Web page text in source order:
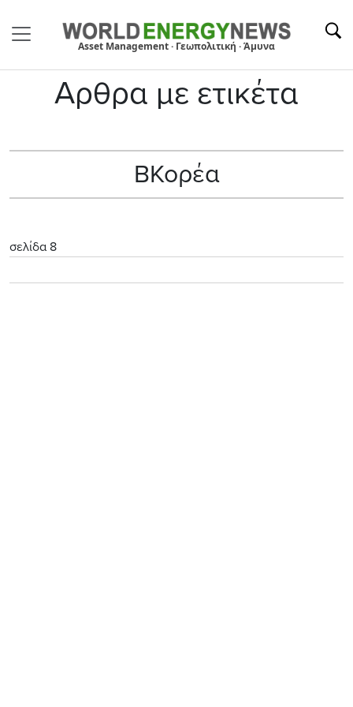
Asset Management · Γεωπολιτική · Άμυνα
Αρθρα με ετικέτα
ΒΚορέα
σελίδα 8